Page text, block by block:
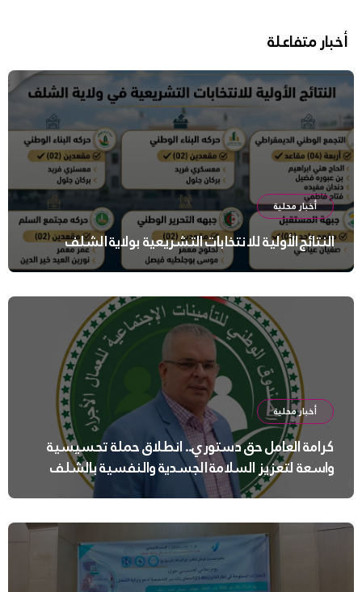
أخبار متفاعلة
أخبار محلية
النتائج الأولية للانتخابات التشريعية بولاية الشلف
أخبار محلية
كرامة العامل حق دستوري.. انطلاق حملة تحسيسية
واسعة لتعزيز السلامة الجسدية والنفسية بالشلف